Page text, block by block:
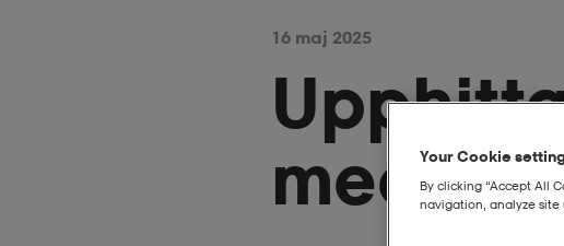
16 maj 2025
medYour Cookie
By clicking “Accept All
navigation, analyze site